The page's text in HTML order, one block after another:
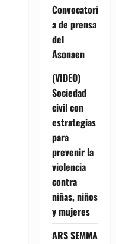
Convocatori
a de prensa
del
Asonaen
(VIDEO)
Sociedad
civil con
estrategias
para
prevenir la
violencia
contra
niñas, niños
y mujeres
ARS SEMMA